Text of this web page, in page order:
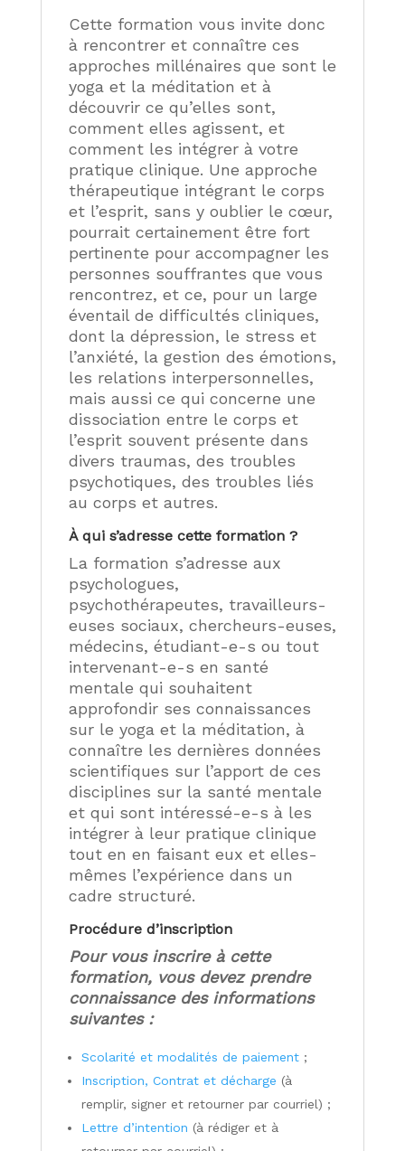
Cette formation vous invite donc
à rencontrer et connaître ces
approches millénaires que sont le
yoga et la méditation et à
découvrir ce qu’elles sont,
comment elles agissent, et
comment les intégrer à votre
pratique clinique. Une approche
thérapeutique intégrant le corps
et l’esprit, sans y oublier le cœur,
pourrait certainement être fort
pertinente pour accompagner les
personnes souffrantes que vous
rencontrez, et ce, pour un large
éventail de difficultés cliniques,
dont la dépression, le stress et
l’anxiété, la gestion des émotions,
les relations interpersonnelles,
mais aussi ce qui concerne une
dissociation entre le corps et
l’esprit souvent présente dans
divers traumas, des troubles
psychotiques, des troubles liés
au corps et autres.
À qui s’adresse cette formation ?
La formation s’adresse aux
psychologues,
psychothérapeutes, travailleurs-
euses sociaux, chercheurs-euses,
médecins, étudiant-e-s ou tout
intervenant-e-s en santé
mentale qui souhaitent
approfondir ses connaissances
sur le yoga et la méditation, à
connaître les dernières données
scientifiques sur l’apport de ces
disciplines sur la santé mentale
et qui sont intéressé-e-s à les
intégrer à leur pratique clinique
tout en en faisant eux et elles-
mêmes l’expérience dans un
cadre structuré.
Procédure d’inscription
Pour vous inscrire à cette
formation, vous devez prendre
connaissance des informations
suivantes :
Scolarité et modalités de paiement ;
Inscription, Contrat et décharge (à
remplir, signer et retourner par courriel) ;
Lettre d’intention (à rédiger et à